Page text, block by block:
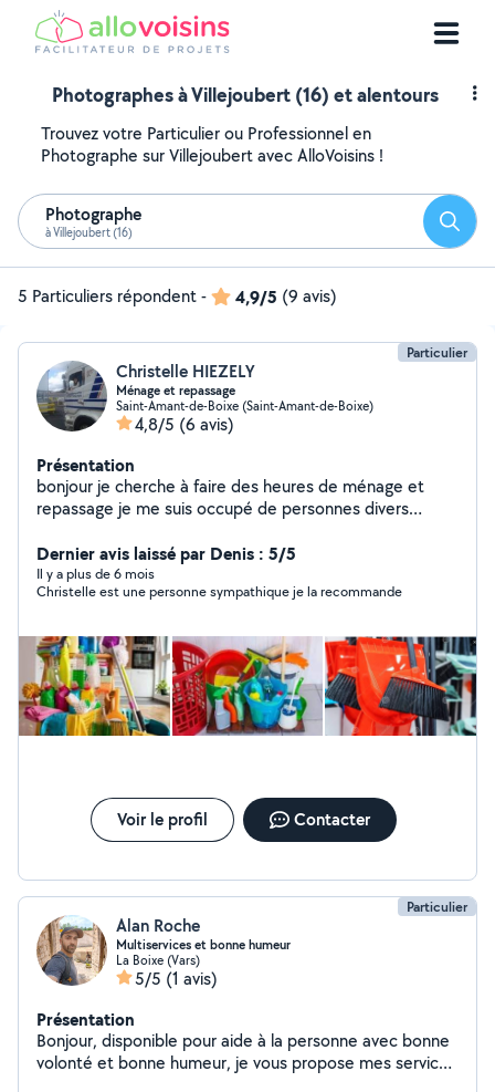
Photographes à Villejoubert (16) et alentours
Trouvez votre Particulier ou Professionnel en
Photographe sur Villejoubert avec AlloVoisins !
Photographe
à Villejoubert (16)
5 Particuliers répondent- 4,9/5 (9 avis)
Particulier
Christelle HIEZELY
Ménage et repassage
Saint-Amant-de-Boixe (Saint-Amant-de-Boixe)
4,8/5 (6 avis)
Présentation
bonjour je cherche à faire des heures de ménage et
repassage je me suis occupé de personnes divers
etudie toutes propositions PAS sérieux s abstenir merci
Dernier avis laissé par Denis : 5/5
Il y a plus de 6 mois
Christelle est une personne sympathique je la recommande
Voir le profil Contacter
Particulier
Alan Roche
Multiservices et bonne humeur
La Boixe (Vars)
5/5 (1 avis)
Présentation
Bonjour, disponible pour aide à la personne avec bonne
volonté et bonne humeur, je vous propose mes services